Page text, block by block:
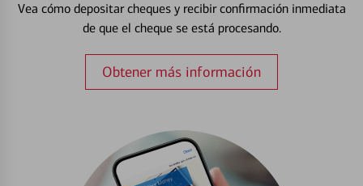
Vea cómo depositar cheques y recibir confirmación inmediata
de que el cheque se está procesando.
Obtener más información